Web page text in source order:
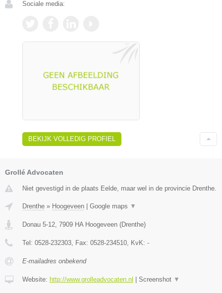
Sociale media:
BEKIJK VOLLEDIG PROFIEL
Grollé Advocaten
Niet gevestigd in de plaats Eelde, maar wel in de provincie Drenthe.
Drenthe » Hoogeveen Google maps ▼
Donau 5-12, 7909 HA Hoogeveen (Drenthe)
Tel: 0528-232303, Fax: 0528-234510, KvK: -
E-mailadres onbekend
Website: http://www.grolleadvocaten.nl Screenshot ▼